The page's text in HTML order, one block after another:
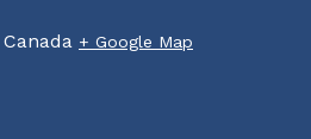
Canada + Google Map